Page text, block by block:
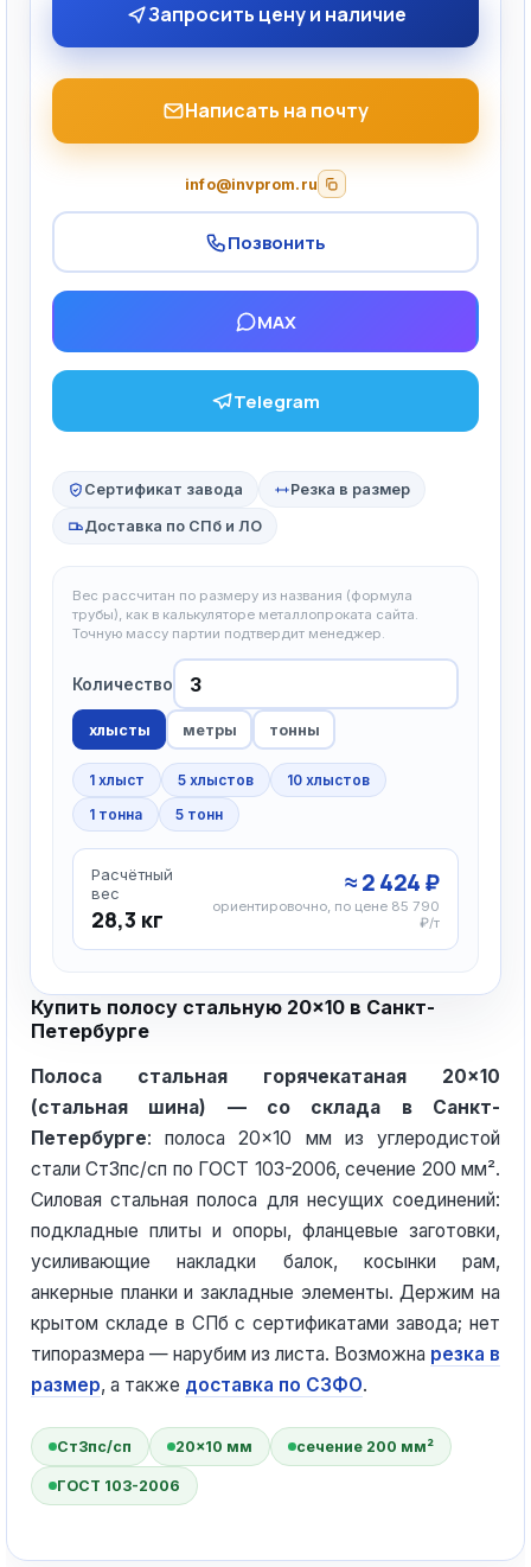
Запросить цену и наличие
Написать на почту
info@invprom.ru
Позвонить
MAX
Telegram
Сертификат завода Резка в размер
Доставка по СПб и ЛО
Вес рассчитан по размеру из названия (формула
трубы), как в калькуляторе металлопроката сайта.
Точную массу партии подтвердит менеджер.
Количество
хлысты метры тонны
1 хлыст 5 хлыстов
10 хлыстов
1 тонна
5 тонн
Расчётный
вес
28,3 кг
≈ 2 424 ₽
ориентировочно, по цене 85 790
₽/т
Купить полосу стальную 20×10 в Санкт-
Петербурге
Полоса стальная горячекатаная 20×10
(стальная шина) — со склада в Санкт-
Петербурге: полоса 20×10 мм из углеродистой
стали Ст3пс/сп по ГОСТ 103-2006, сечение 200 мм².
Силовая стальная полоса для несущих соединений:
подкладные плиты и опоры, фланцевые заготовки,
усиливающие накладки балок, косынки рам,
анкерные планки и закладные элементы. Держим на
крытом складе в СПб с сертификатами завода; нет
типоразмера — нарубим из листа. Возможна резка в
размер, а также доставка по СЗФО.
Ст3пс/сп 20×10 мм сечение 200 мм²
ГОСТ 103-2006